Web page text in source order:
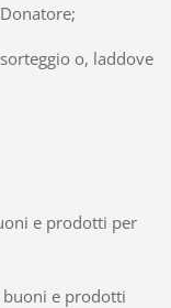
o, laddove
e prodotti per
e prodotti